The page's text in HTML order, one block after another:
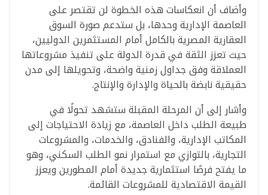
وأضاف أن انعكاسات هذه الخطوة لن تقتصر على
العاصمة الإدارية وحدها، بل ستدعم صورة السوق
العقارية المصرية بالكامل أمام المستثمرين الدوليين،
حيث تعزز الثقة في قدرة الدولة على تنفيذ مشروعاتها
العملاقة وفق جداول زمنية واضحة، وتحويلها إلى مدن
حقيقية نابضة بالحياة والإدارة والإنتاج.
وأشار إلى أن المرحلة المقبلة ستشهد تحولًا في
طبيعة الطلب داخل العاصمة، مع زيادة الاحتياجات إلى
المكاتب الإدارية، والفنادق، والخدمات، والمشروعات
التجارية، بالتوازي مع استمرار نمو الطلب السكني، وهو
ما يفتح فرصًا استثمارية جديدة أمام المطورين ويعزز
القيمة الاقتصادية للمشروعات القائمة.